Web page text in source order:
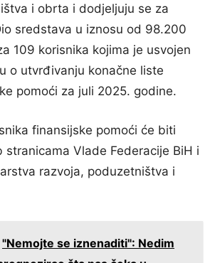
i obrta i dodjeljuju se za
sredstava u iznosu od 98.200
109 korisnika kojima je usvojen
o utvrđivanju konačne liste
pomoći za juli 2025. godine.
finansijske pomoći će biti
stranicama Vlade Federacije BiH i
razvoja, poduzetništva i
"Nemojte se iznenaditi": Nedim